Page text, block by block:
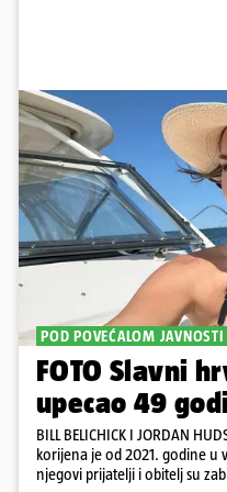
POD POVEĆALOM JAVNOSTI
FOTO Slavni
upecao 49
BILL BELICHICK I JORDAN
korijena je od 2021. godine u
njegovi prijatelji i obitelj su